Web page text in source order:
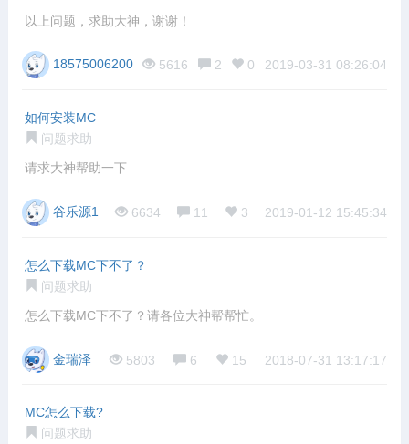
以上问题，求助大神，谢谢！
18575006200 5616 2 0 2019-03-31 08:26:04
如何安装MC
问题求助
请求大神帮助一下
谷乐源1 6634 11 3 2019-01-12 15:45:34
怎么下载MC下不了？
问题求助
怎么下载MC下不了？请各位大神帮帮忙。
金瑞泽 5803 6 15 2018-07-31 13:17:17
MC怎么下载?
问题求助